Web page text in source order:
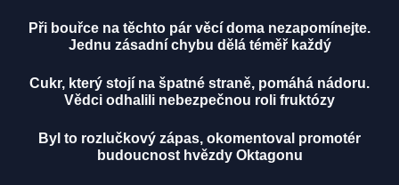
Při bouřce na těchto pár věcí doma nezapomínejte.
Jednu zásadní chybu dělá téměř každý
Cukr, který stojí na špatné straně, pomáhá nádoru.
Vědci odhalili nebezpečnou roli fruktózy
Byl to rozlučkový zápas, okomentoval promotér
budoucnost hvězdy Oktagonu